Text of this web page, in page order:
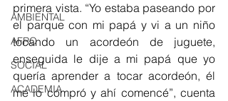
AMBIENTAL
AFRO
SOCIAL
ACADEMIA
primera vista. “Yo estaba paseando por
el parque con mi papá y vi a un niño
tocando un acordeón de juguete,
enseguida le dije a mi papá que yo
quería aprender a tocar acordeón, él
me lo compró y ahí comencé”, cuenta